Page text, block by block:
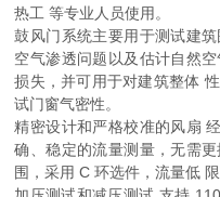
热工 等专业人员使用。
鼓风门系统主要用于测试建
空气渗透问题以及估计自然
损失，并可用于对建筑整体
试门窗气密性。
精密设计和严格校准的风扇
确、稳定的流量测量，无需
围，采用 C 环选件，流量低